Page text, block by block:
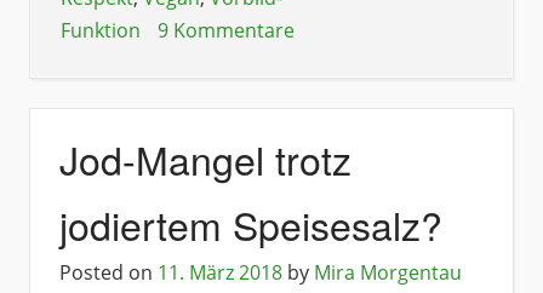
Funktion
9 Kommentare
Jod-Mangel trotz
jodiertem Speisesalz?
Posted on 11. März 2018 by Mira Morgentau